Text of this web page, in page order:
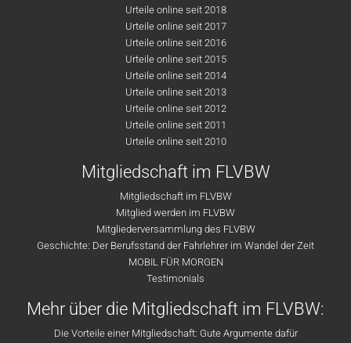
Urteile online seit 2018
Urteile online seit 2017
Urteile online seit 2016
Urteile online seit 2015
Urteile online seit 2014
Urteile online seit 2013
Urteile online seit 2012
Urteile online seit 2011
Urteile online seit 2010
Mitgliedschaft im FLVBW
Mitgliedschaft im FLVBW
Mitglied werden im FLVBW
Mitgliederversammlung des FLVBW
Geschichte: Der Berufsstand der Fahrlehrer im Wandel der Zeit
MOBIL FÜR MORGEN
Testimonials
Mehr über die Mitgliedschaft im FLVBW:
Die Vorteile einer Mitgliedschaft: Gute Argumente dafür